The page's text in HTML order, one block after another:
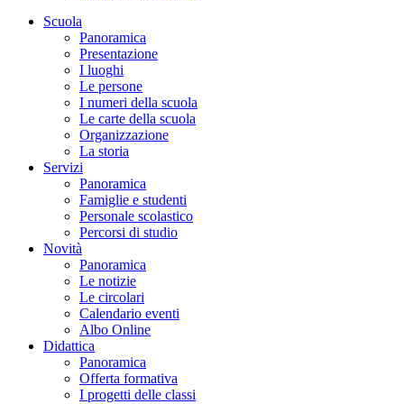
Scuola
Panoramica
Presentazione
I luoghi
Le persone
I numeri della scuola
Le carte della scuola
Organizzazione
La storia
Servizi
Panoramica
Famiglie e studenti
Personale scolastico
Percorsi di studio
Novità
Panoramica
Le notizie
Le circolari
Calendario eventi
Albo Online
Didattica
Panoramica
Offerta formativa
I progetti delle classi